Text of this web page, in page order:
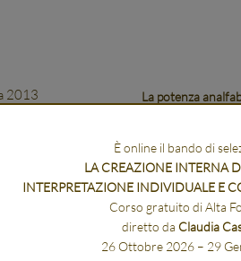
2013
2013
La potenza
La potenza
seminario per
I bambini,
racchiusa tra le
comprendere la
È online il bando di
LA CREAZIONE INTERNA
INTERPRETAZIONE INDIVIDUALE E
Corso gratuito di Alta
diretto da Claudia
26 Ottobre 2026 – 29